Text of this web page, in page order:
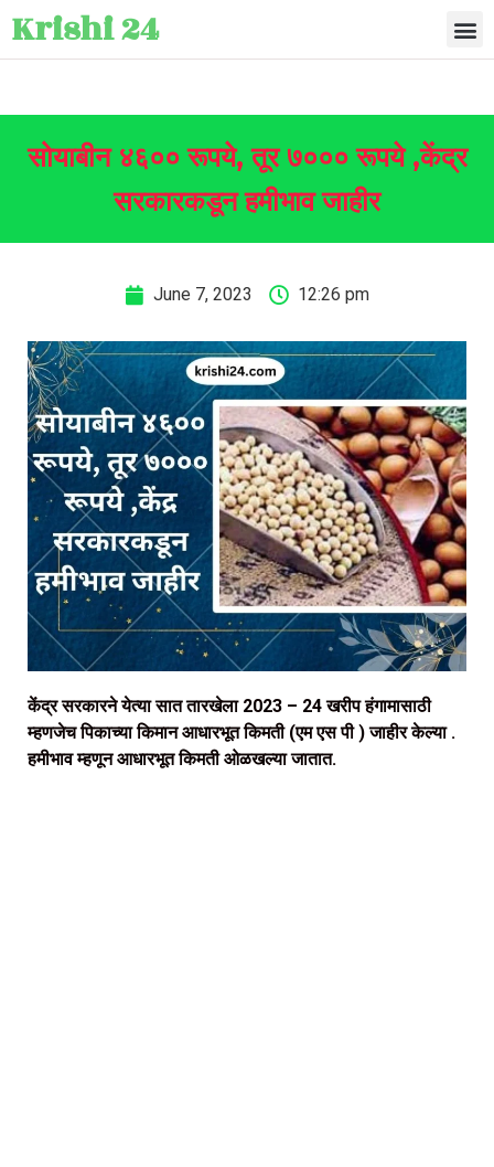
Krishi 24
सोयाबीन ४६०० रूपये, तूर ७००० रूपये ,केंद्र
सरकारकडून हमीभाव जाहीर
June 7, 2023 12:26 pm
केंद्र सरकारने येत्या सात तारखेला 2023 – 24 खरीप हंगामासाठी
म्हणजेच पिकाच्या किमान आधारभूत किमती (एम एस पी ) जाहीर केल्या .
हमीभाव म्हणून आधारभूत किमती ओळखल्या जातात.